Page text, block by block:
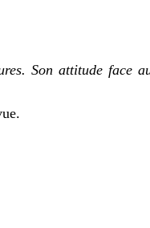
Son attitude face